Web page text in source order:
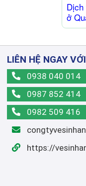
ở
LIÊN HỆ NGAY
0938 040 014
0987 852 414
0982 509 416
https://